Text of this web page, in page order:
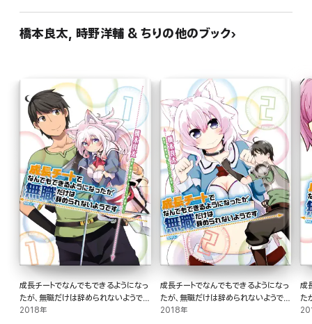
橋本良太, 時野洋輔 & ちりの他のブック
成長チートでなんでもできるようになっ
たが、無職だけは辞められないようです
1
2018年
成長チートでなんでもできるようになっ
たが、無職だけは辞められないようです
2
2018年
成
た
3